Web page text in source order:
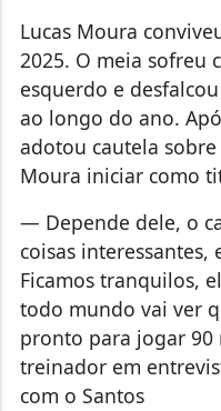
Lucas Moura
2025. O meia sofreu
esquerdo e
ao longo do ano.
adotou cautela
Moura iniciar como
— Depende dele, o
coisas interessantes,
Ficamos tranquilos,
todo mundo vai ver
pronto para jogar
treinador em
com o Santos